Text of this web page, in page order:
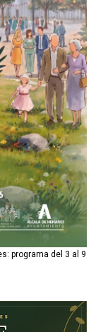
programa del 3 al 9